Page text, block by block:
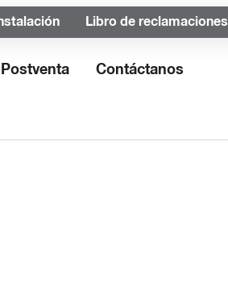
Libro de reclamaciones
Postventa Contáctanos